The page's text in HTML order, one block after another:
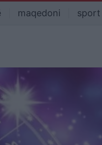
maqedoni sport